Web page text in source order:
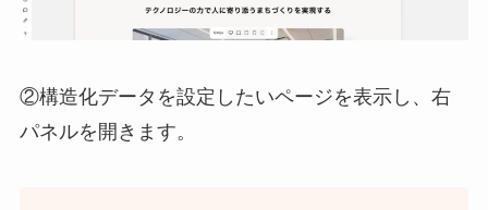
②構造化データを設定したいページを表示し、右
パネルを開きます。